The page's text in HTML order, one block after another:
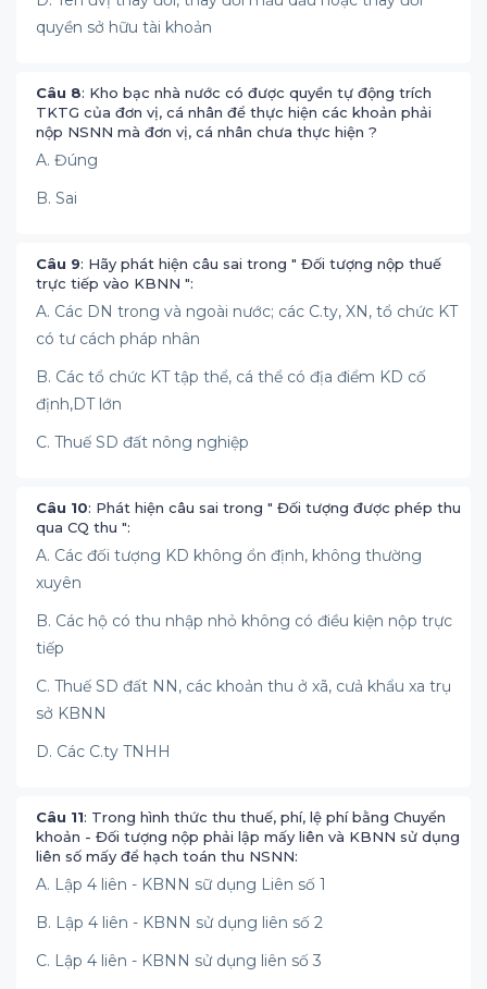
quyền sở hữu tài khoản
Câu 8: Kho bạc nhà nước có được quyền tự động trích
TKTG của đơn vị, cá nhân để thực hiện các khoản phải
nộp NSNN mà đơn vị, cá nhân chưa thực hiện ?
A. Đúng
B. Sai
Câu 9: Hãy phát hiện câu sai trong " Đối tượng nộp thuế
trực tiếp vào KBNN ":
A. Các DN trong và ngoài nước; các C.ty, XN, tổ chức KT
có tư cách pháp nhân
B. Các tổ chức KT tập thể, cá thể có địa điểm KD cố
định,DT lớn
C. Thuế SD đất nông nghiệp
Câu 10: Phát hiện câu sai trong " Đối tượng được phép thu
qua CQ thu ":
A. Các đối tượng KD không ổn định, không thường
xuyên
B. Các hộ có thu nhập nhỏ không có điều kiện nộp trực
tiếp
C. Thuế SD đất NN, các khoản thu ở xã, cưả khẩu xa trụ
sở KBNN
D. Các C.ty TNHH
Câu 11: Trong hình thức thu thuế, phí, lệ phí bằng Chuyển
khoản - Đối tượng nộp phải lập mấy liên và KBNN sử dụng
liên số mấy để hạch toán thu NSNN:
A. Lập 4 liên - KBNN sữ dụng Liên số 1
B. Lập 4 liên - KBNN sử dụng liên số 2
C. Lập 4 liên - KBNN sử dụng liên số 3